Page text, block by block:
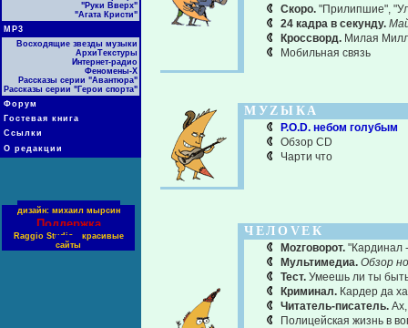
"Руки Вверх"
"Агата Кристи"
МР3
Восходящие звезды музыки
АрхиТекстуры
Интернет-радио
Феномены-Х
Рассказы серии "Авантюра"
Рассказы серии "Герои спорта"
Форум
Гостевая книга
Ссылки
О редакции
дизайн: михаил мырсин
Поддержка
Raggio Studio - красивые
сайты
Скоро. "Прилипшие",
24 кадра в секунду.
Кроссворд. Милая
Мобильная связь
МУZЫКА
P.O.D. небом голубым
Обзор CD
Чарти что
ЧЕЛОVЕК
Моzговорот. "Кардинал
Мультимедиа. Обзор
Тест. Умеешь ли ты
Криминал. Кардер да
Читатель-писатель.
Полицейская жизнь в